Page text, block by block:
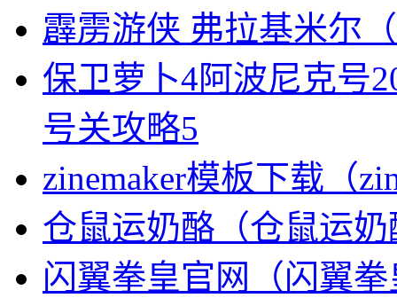
霹雳游侠 弗拉基米尔
保卫萝卜4阿波尼克号
号关攻略5
zinemaker模板下载（
仓鼠运奶酪（仓鼠运
闪翼拳皇官网（闪翼